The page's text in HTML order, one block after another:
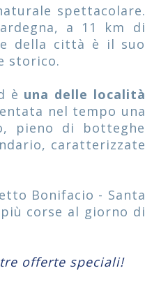
spettacolare.
a 11 km di
della città è il suo
storico.
è una delle località
nel tempo una
pieno di botteghe
caratterizzate
Bonifacio - Santa
corse al giorno di
offerte speciali!